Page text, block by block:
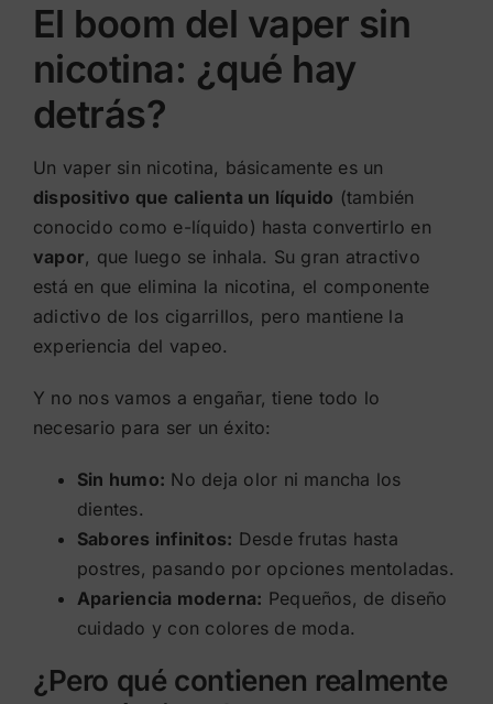
El boom del vaper sin
nicotina: ¿qué hay
detrás?
Un vaper sin nicotina, básicamente es un
dispositivo que calienta un líquido (también
conocido como e-líquido) hasta convertirlo en
vapor, que luego se inhala. Su gran atractivo
está en que elimina la nicotina, el componente
adictivo de los cigarrillos, pero mantiene la
experiencia del vapeo.
Y no nos vamos a engañar, tiene todo lo
necesario para ser un éxito:
Sin humo: No deja olor ni mancha los
dientes.
Sabores infinitos: Desde frutas hasta
postres, pasando por opciones mentoladas.
Apariencia moderna: Pequeños, de diseño
cuidado y con colores de moda.
¿Pero qué contienen realmente